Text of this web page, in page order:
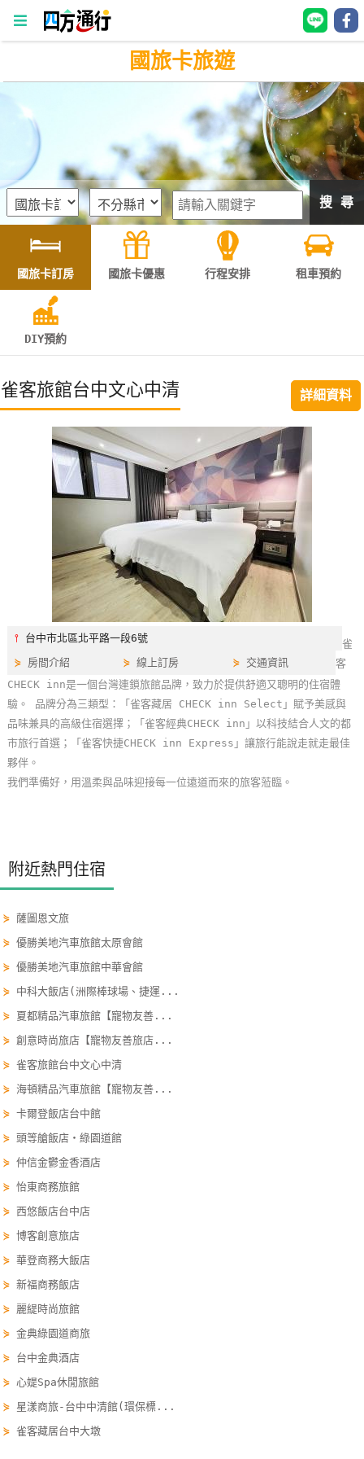
四
通
房
灣
訂
房
直接跟飯店訂房HOT
特
紅
你
玩
玩
樂
地
客
顧
滿
意
度
訂
單
管
會
員
戶
服
聯
絡
單
國旅卡旅遊
搜 尋
國旅卡訂房 國旅卡優惠 行程安排 租車預約
DIY預約
雀客旅館台中文心中清 詳細資料
⫯ 台中市北區北平路一段6號
⋟ 房間介紹 ⋟線上訂房 ⋟ 交通資訊
雀
客
CHECK inn是一個台灣連鎖旅館品牌，致力於提供舒適又聰明的住宿體
驗。 品牌分為三類型：「雀客藏居 CHECK inn Select」賦予美感與
品味兼具的高級住宿選擇；「雀客經典CHECK inn」以科技結合人文的都
市旅行首選；「雀客快捷CHECK inn Express」讓旅行能說走就走最佳
夥伴。
我們準備好，用溫柔與品味迎接每一位遠道而來的旅客蒞臨。
附近熱門住宿
⋟薩圖恩文旅
⋟優勝美地汽車旅館太原會館
⋟優勝美地汽車旅館中華會館
⋟ 中科大飯店(洲際棒球場、捷運...
⋟ 夏都精品汽車旅館【寵物友善...
⋟創意時尚旅店【寵物友善旅店...
⋟雀客旅館台中文心中清
⋟ 海頓精品汽車旅館【寵物友善...
⋟卡爾登飯店台中館
⋟頭等艙飯店‧綠園道館
⋟仲信金鬱金香酒店
⋟怡東商務旅館
⋟西悠飯店台中店
⋟博客創意旅店
⋟華登商務大飯店
⋟新福商務飯店
⋟ 麗緹時尚旅館
⋟金典綠園道商旅
⋟ 台中金典酒店
⋟心媞Spa休閒旅館
⋟ 星漾商旅-台中中清館(環保標...
⋟雀客藏居台中大墩